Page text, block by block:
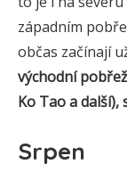
západním
občas začínají
východní
Ko Tao a další),
Srpen